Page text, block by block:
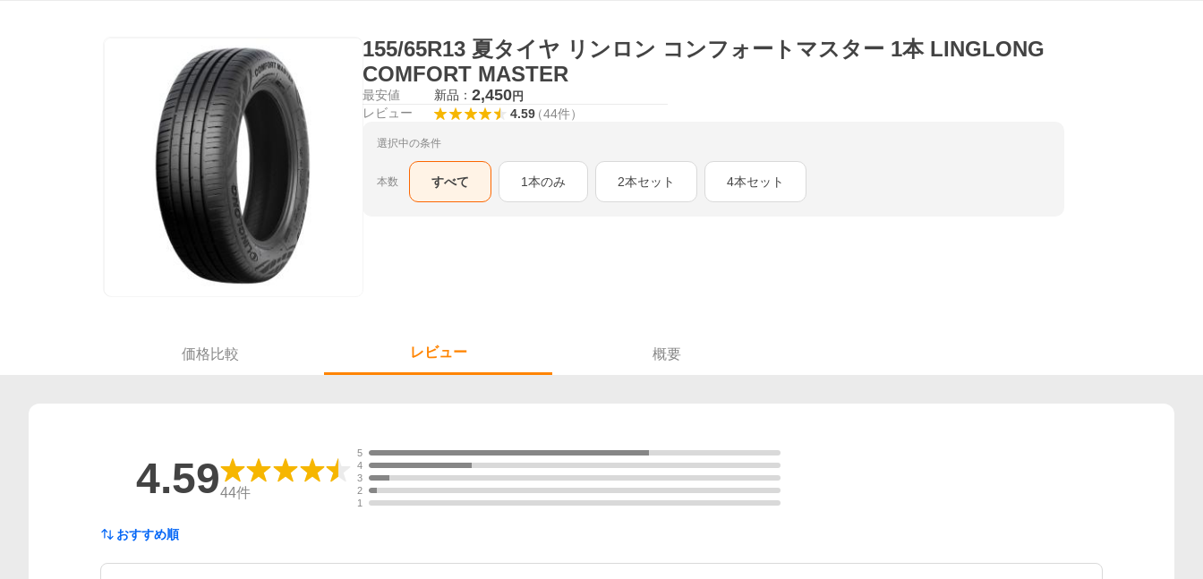
155/65R13 夏タイヤ リンロン コンフォートマスター 1本 LINGLONG
COMFORT MASTER
最安値 新品： 2,450円
レビュー 4.59（44件）
選択中の条件
本数 すべて 1本のみ 2本セット 4本セット
価格比較 レビュー 概要
4.5944件
5
4
3
2
1
おすすめ順